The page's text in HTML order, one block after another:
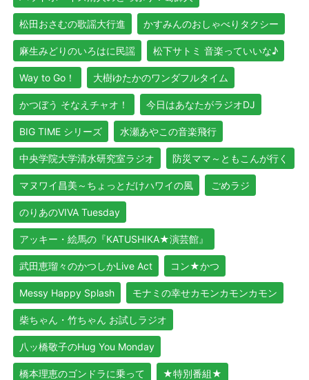
松田おさむの歌謡大行進 かすみんのおしゃべりタクシー
麻生みどりのいろはに民謡 松下サトミ 音楽っていいな♪
Way to Go！ 大樹ゆたかのワンダフルタイム
かつぼう そなえチャオ！ 今日はあなたがラジオDJ
BIG TIME シリーズ 水瀬あやこの音楽飛行
中央学院大学清水研究室ラジオ 防災ママ～ともこんが行く
マヌワイ昌美～ちょっとだけハワイの風 ごめラジ
のりあのVIVA Tuesday
アッキー・絵馬の『KATUSHIKA★演芸館』
武田恵瑠々のかつしかLive Act コン★かつ
Messy Happy Splash モナミの幸せカモンカモンカモン
柴ちゃん・竹ちゃん お試しラジオ
八ッ橋敬子のHug You Monday
橋本理恵のゴンドラに乗って ★特別番組★